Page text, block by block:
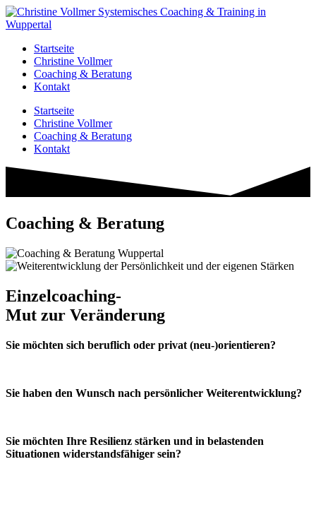
Startseite
Christine Vollmer
Coaching & Beratung
Kontakt
Startseite
Christine Vollmer
Coaching & Beratung
Kontakt
Coaching & Beratung
Einzelcoaching-
Mut zur Veränderung
Sie möchten sich beruflich oder privat (neu-)orientieren?
Sie haben den Wunsch nach persönlicher Weiterentwicklung?
Sie möchten Ihre Resilienz stärken und in belastenden
Situationen widerstandsfähiger sein?